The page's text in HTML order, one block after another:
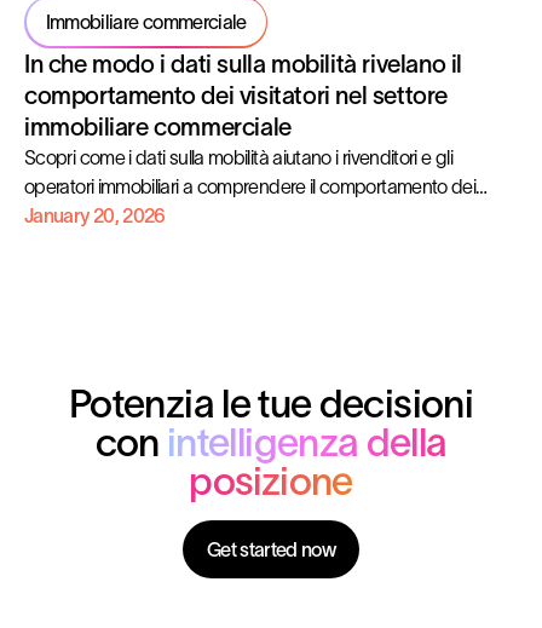
Immobiliare commerciale
In che modo i dati sulla mobilità rivelano il
comportamento dei visitatori nel settore
immobiliare commerciale
Scopri come i dati sulla mobilità aiutano i rivenditori e gli
operatori immobiliari a comprendere il comportamento dei
visitatori, analizzare i modelli di affluenza e ottimizzare gli asset
January 20, 2026
Potenzia le tue decisioni
con intelligenza della
posizione
Get started now